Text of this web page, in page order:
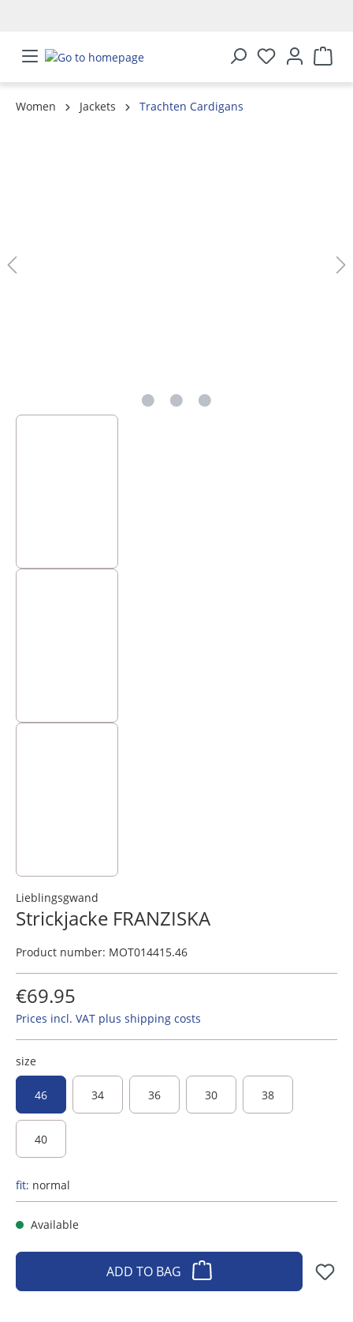
Women Jackets
Trachten Cardigans
Lieblingsgwand
​Strickjacke FRANZISKA
Product number: MOT014415.46
€69.95
Prices incl. VAT plus shipping costs
size
46 34 36 30 38
40
fit: normal
Available
ADD TO BAG